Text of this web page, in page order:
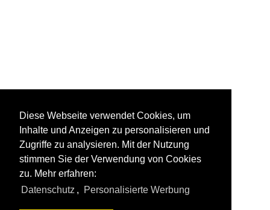
Diese Webseite verwendet Cookies, um
Inhalte und Anzeigen zu personalisieren und
Zugriffe zu analysieren. Mit der Nutzung
stimmen Sie der Verwendung von Cookies
zu. Mehr erfahren:
Datenschutz , Personalisierte Werbung